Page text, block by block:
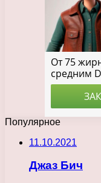
Популярное
11.10.2021
Джаз Бич